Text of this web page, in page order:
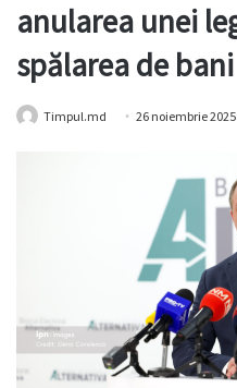
anularea unei
spălarea de bani
Timpul.md 26 noiembrie 2025